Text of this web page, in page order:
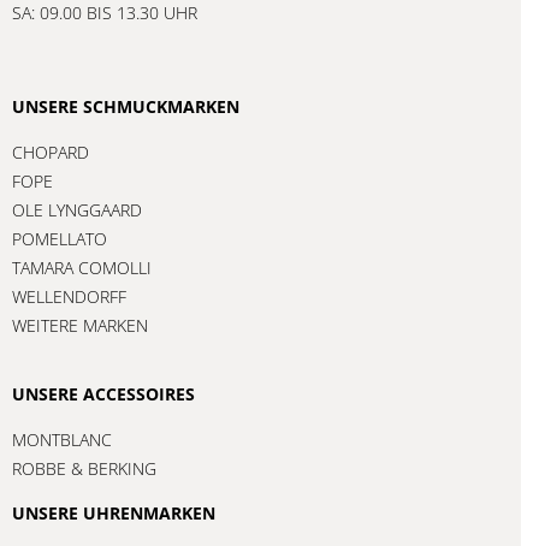
SA: 09.00 BIS 13.30 UHR
UNSERE SCHMUCKMARKEN
CHOPARD
FOPE
OLE LYNGGAARD
POMELLATO
TAMARA COMOLLI
WELLENDORFF
WEITERE MARKEN
UNSERE ACCESSOIRES
MONTBLANC
ROBBE & BERKING
UNSERE UHRENMARKEN